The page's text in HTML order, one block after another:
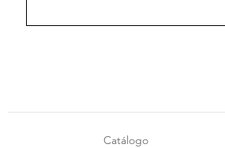
Catálogo